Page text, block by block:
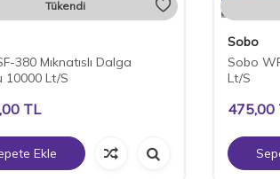
Tükendi
380 Mıknatıslı Dalga
10000 Lt/S
TL
Ekle
Sobo
Sobo
Lt/S
475,00